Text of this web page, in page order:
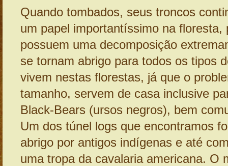
Quando tombados, seus troncos
um papel importantíssimo na floresta,
possuem uma decomposição
se tornam abrigo para todos os tipos
vivem nestas florestas, já que o
tamanho, servem de casa inclusive
Black-Bears (ursos negros), bem
Um dos túnel logs que encontramos
abrigo por antigos indígenas e até
uma tropa da cavalaria americana. O